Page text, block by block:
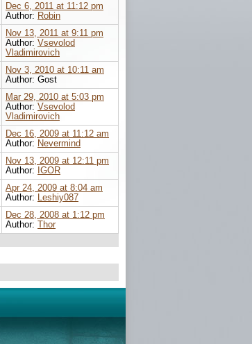
Dec 6, 2011 at 11:12 pm
Author: Robin
Nov 13, 2011 at 9:11 pm
Author: Vsevolod
Vladimirovich
Nov 3, 2010 at 10:11 am
Author: Gost
Mar 29, 2010 at 5:03 pm
Author: Vsevolod
Vladimirovich
Dec 16, 2009 at 11:12 am
Author: Nevermind
Nov 13, 2009 at 12:11 pm
Author: IGOR
Apr 24, 2009 at 8:04 am
Author: Leshiy087
Dec 28, 2008 at 1:12 pm
Author: Thor